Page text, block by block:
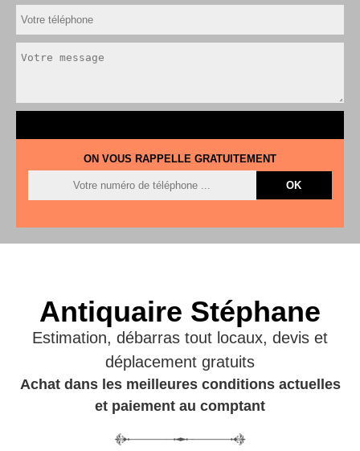
ON VOUS RAPPELLE GRATUITEMENT
Antiquaire Stéphane
Estimation, débarras tout locaux, devis et
déplacement gratuits
Achat dans les meilleures conditions actuelles
et paiement au comptant